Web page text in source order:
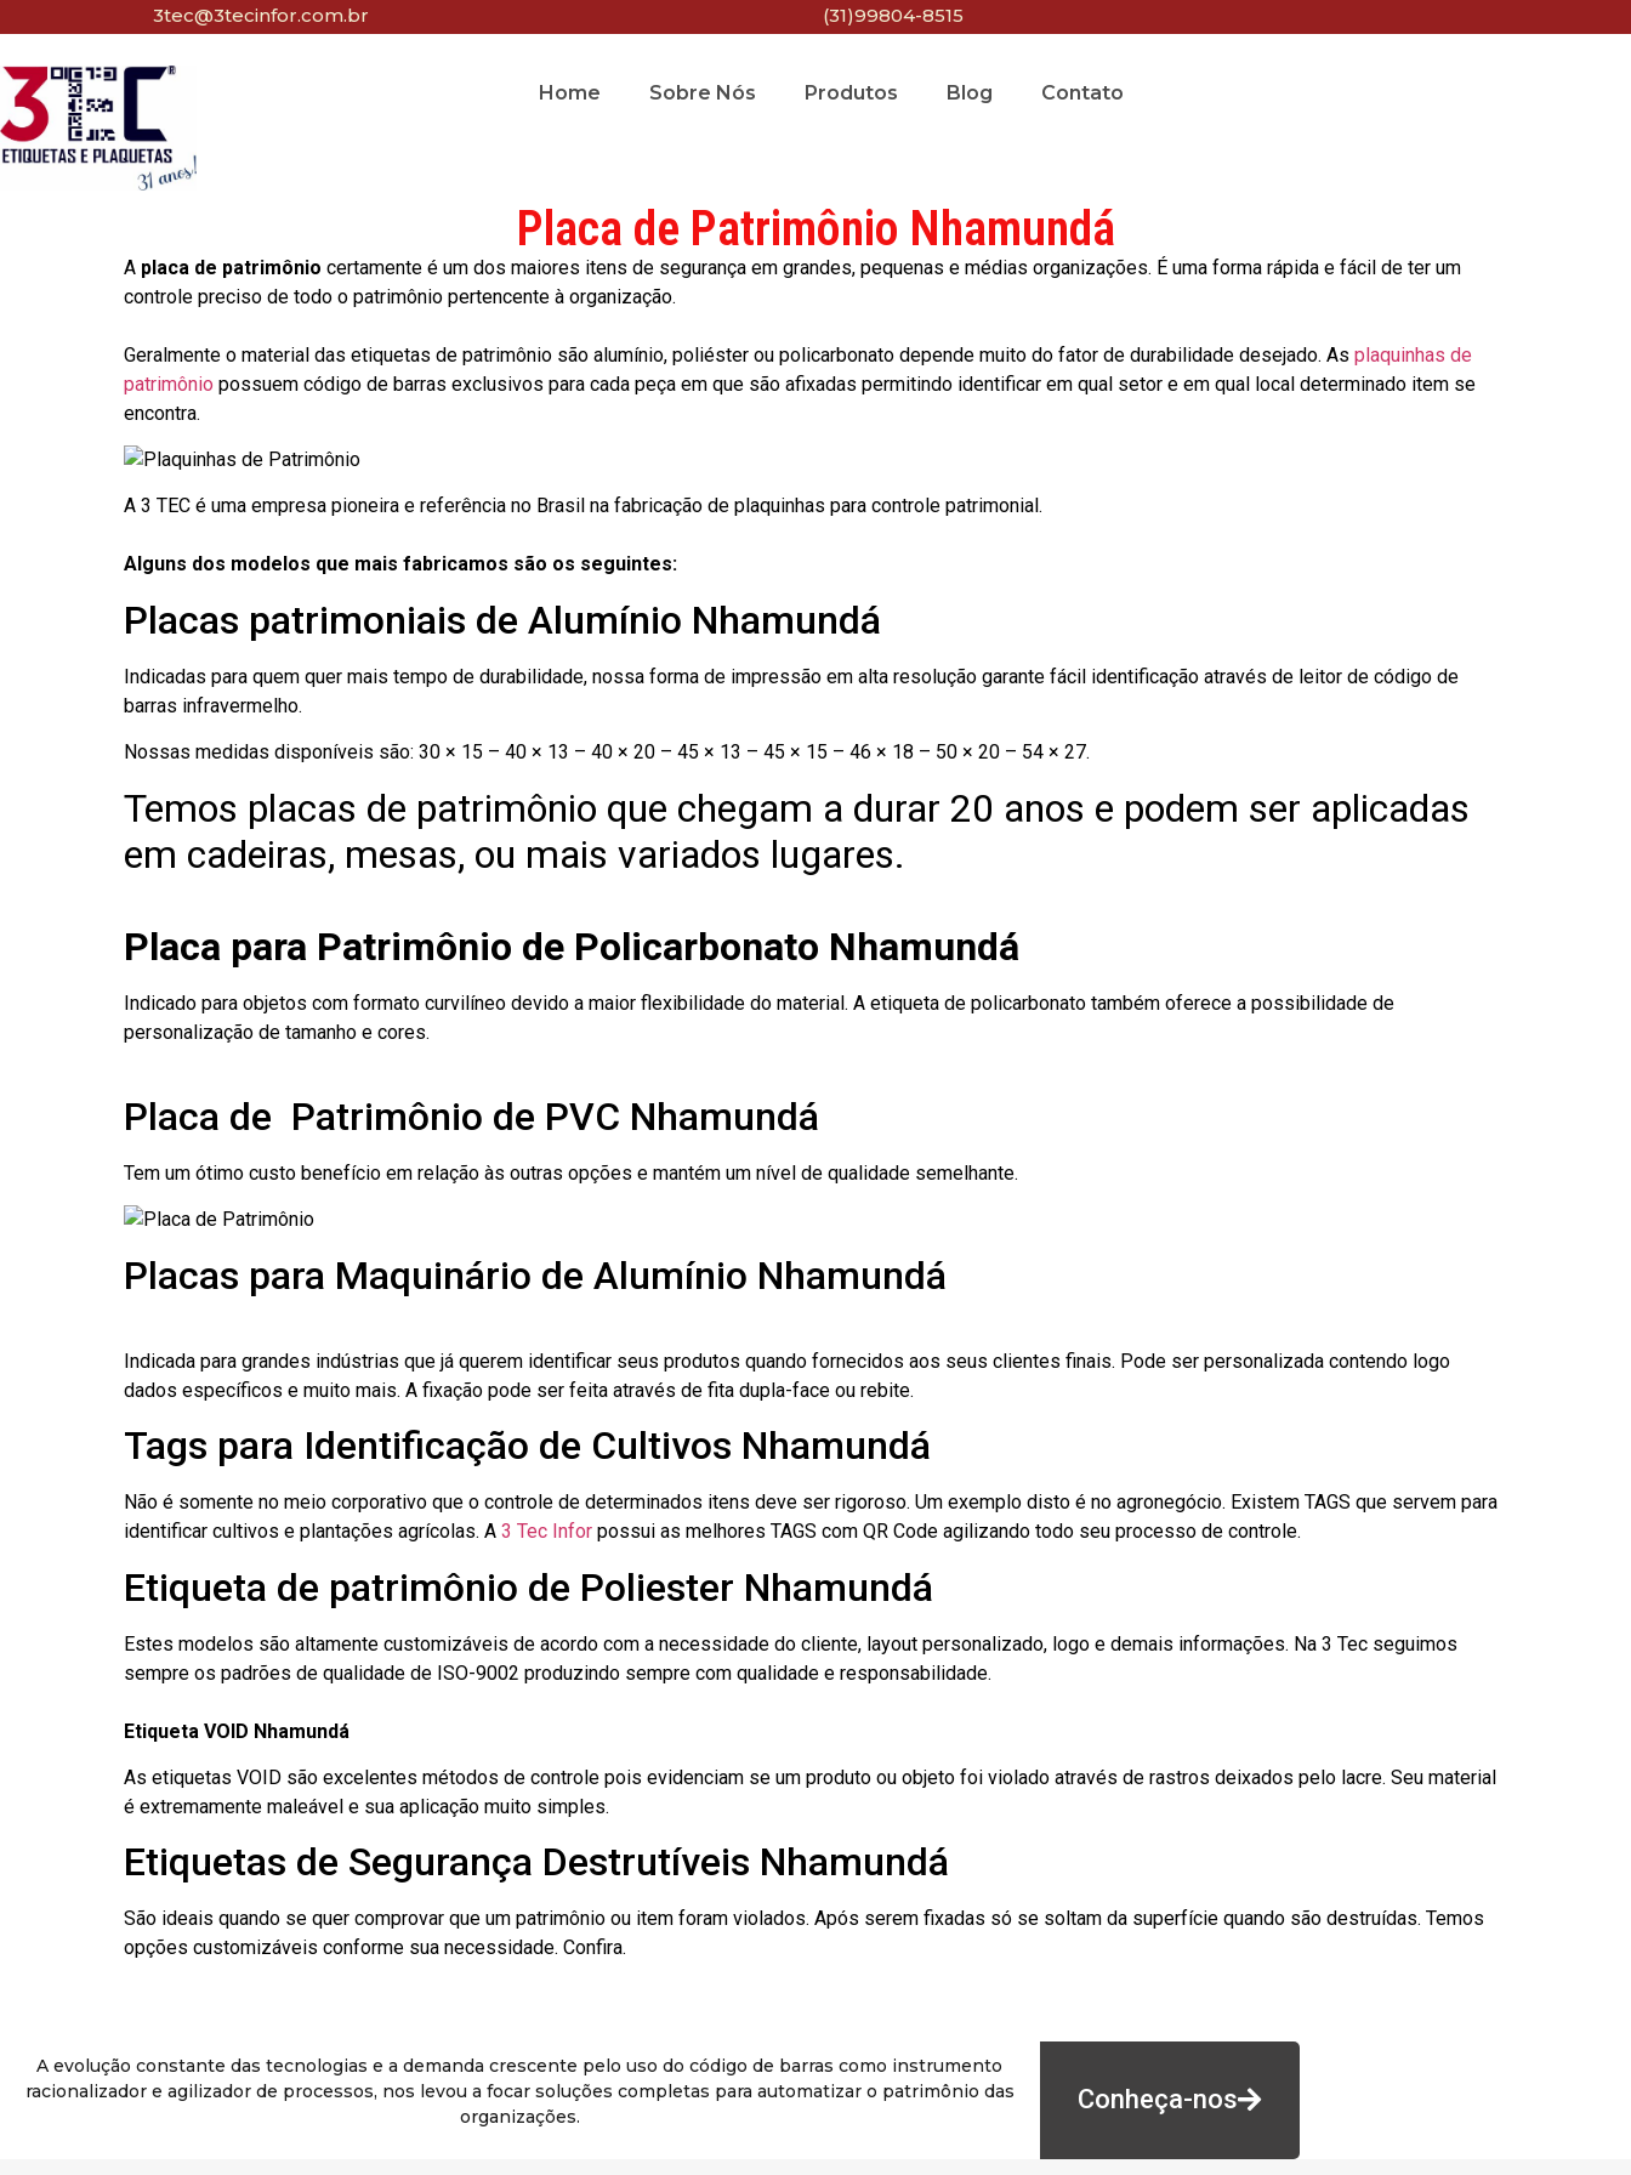
3tec@3tecinfor.com.br (31)99804-8515
Home Sobre Nós Produtos Blog Contato
Placa de Patrimônio Nhamundá
A placa de patrimônio certamente é um dos maiores itens de segurança em grandes, pequenas e médias organizações. É uma forma rápida e fácil de ter um
controle preciso de todo o patrimônio pertencente à organização.
Geralmente o material das etiquetas de patrimônio são alumínio, poliéster ou policarbonato depende muito do fator de durabilidade desejado. As plaquinhas de
patrimônio possuem código de barras exclusivos para cada peça em que são afixadas permitindo identificar em qual setor e em qual local determinado item se
encontra.
A 3 TEC é uma empresa pioneira e referência no Brasil na fabricação de plaquinhas para controle patrimonial.
Alguns dos modelos que mais fabricamos são os seguintes:
Placas patrimoniais de Alumínio Nhamundá
Indicadas para quem quer mais tempo de durabilidade, nossa forma de impressão em alta resolução garante fácil identificação através de leitor de código de
barras infravermelho.
Nossas medidas disponíveis são: 30 × 15 – 40 × 13 – 40 × 20 – 45 × 13 – 45 × 15 – 46 × 18 – 50 × 20 – 54 × 27.
Temos placas de patrimônio que chegam a durar 20 anos e podem ser aplicadas
em cadeiras, mesas, ou mais variados lugares.
Placa para Patrimônio de Policarbonato Nhamundá
Indicado para objetos com formato curvilíneo devido a maior flexibilidade do material. A etiqueta de policarbonato também oferece a possibilidade de
personalização de tamanho e cores.
Placa de Patrimônio de PVC Nhamundá
Tem um ótimo custo benefício em relação às outras opções e mantém um nível de qualidade semelhante.
Placas para Maquinário de Alumínio Nhamundá
Indicada para grandes indústrias que já querem identificar seus produtos quando fornecidos aos seus clientes finais. Pode ser personalizada contendo logo
dados específicos e muito mais. A fixação pode ser feita através de fita dupla-face ou rebite.
Tags para Identificação de Cultivos Nhamundá
Não é somente no meio corporativo que o controle de determinados itens deve ser rigoroso. Um exemplo disto é no agronegócio. Existem TAGS que servem para
identificar cultivos e plantações agrícolas. A 3 Tec Infor possui as melhores TAGS com QR Code agilizando todo seu processo de controle.
Etiqueta de patrimônio de Poliester Nhamundá
Estes modelos são altamente customizáveis de acordo com a necessidade do cliente, layout personalizado, logo e demais informações. Na 3 Tec seguimos
sempre os padrões de qualidade de ISO-9002 produzindo sempre com qualidade e responsabilidade.
Etiqueta VOID Nhamundá
As etiquetas VOID são excelentes métodos de controle pois evidenciam se um produto ou objeto foi violado através de rastros deixados pelo lacre. Seu material
é extremamente maleável e sua aplicação muito simples.
Etiquetas de Segurança Destrutíveis Nhamundá
São ideais quando se quer comprovar que um patrimônio ou item foram violados. Após serem fixadas só se soltam da superfície quando são destruídas. Temos
opções customizáveis conforme sua necessidade. Confira.
A evolução constante das tecnologias e a demanda crescente pelo uso do código de barras como instrumento
racionalizador e agilizador de processos, nos levou a focar soluções completas para automatizar o patrimônio das
organizações.
Conheça-nos